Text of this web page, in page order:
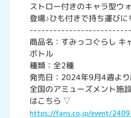
ストロー付きのキャラ型ウ
登場♪ひも付きで持ち運びに
商品名：すみっコぐらし キ
ボトル
種類：全2種
発売日：2024年9月4週よ
全国のアミューズメント施
はこちら ▽
https://fans.co.jp/event/